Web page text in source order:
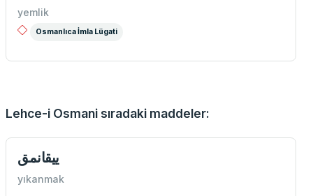
yemlik
Osmanlıca İmla Lügati
Lehce-i Osmani sıradaki maddeler:
ییقانمق
yıkanmak